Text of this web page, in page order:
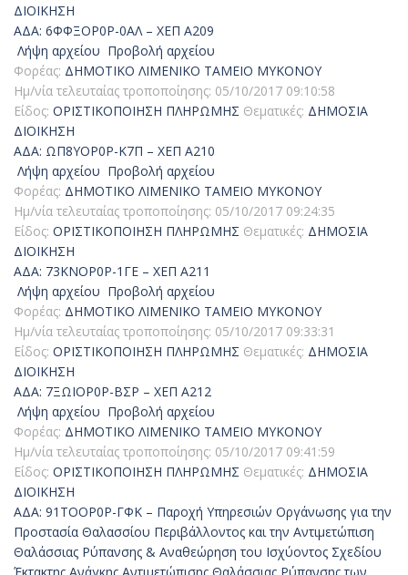
ΔΙΟΙΚΗΣΗ
ΑΔΑ: 6ΦΦΞΟΡ0Ρ-0ΑΛ – ΧΕΠ Α209
Λήψη αρχείου Προβολή αρχείου
Φορέας: ΔΗΜΟΤΙΚΟ ΛΙΜΕΝΙΚΟ ΤΑΜΕΙΟ ΜΥΚΟΝΟΥ
Ημ/νία τελευταίας τροποποίησης: 05/10/2017 09:10:58
Είδος: ΟΡΙΣΤΙΚΟΠΟΙΗΣΗ ΠΛΗΡΩΜΗΣ Θεματικές: ΔΗΜΟΣΙΑ
ΔΙΟΙΚΗΣΗ
ΑΔΑ: ΩΠ8ΥΟΡ0Ρ-Κ7Π – ΧΕΠ Α210
Λήψη αρχείου Προβολή αρχείου
Φορέας: ΔΗΜΟΤΙΚΟ ΛΙΜΕΝΙΚΟ ΤΑΜΕΙΟ ΜΥΚΟΝΟΥ
Ημ/νία τελευταίας τροποποίησης: 05/10/2017 09:24:35
Είδος: ΟΡΙΣΤΙΚΟΠΟΙΗΣΗ ΠΛΗΡΩΜΗΣ Θεματικές: ΔΗΜΟΣΙΑ
ΔΙΟΙΚΗΣΗ
ΑΔΑ: 73ΚΝΟΡ0Ρ-1ΓΕ – ΧΕΠ Α211
Λήψη αρχείου Προβολή αρχείου
Φορέας: ΔΗΜΟΤΙΚΟ ΛΙΜΕΝΙΚΟ ΤΑΜΕΙΟ ΜΥΚΟΝΟΥ
Ημ/νία τελευταίας τροποποίησης: 05/10/2017 09:33:31
Είδος: ΟΡΙΣΤΙΚΟΠΟΙΗΣΗ ΠΛΗΡΩΜΗΣ Θεματικές: ΔΗΜΟΣΙΑ
ΔΙΟΙΚΗΣΗ
ΑΔΑ: 7ΞΩΙΟΡ0Ρ-ΒΣΡ – ΧΕΠ Α212
Λήψη αρχείου Προβολή αρχείου
Φορέας: ΔΗΜΟΤΙΚΟ ΛΙΜΕΝΙΚΟ ΤΑΜΕΙΟ ΜΥΚΟΝΟΥ
Ημ/νία τελευταίας τροποποίησης: 05/10/2017 09:41:59
Είδος: ΟΡΙΣΤΙΚΟΠΟΙΗΣΗ ΠΛΗΡΩΜΗΣ Θεματικές: ΔΗΜΟΣΙΑ
ΔΙΟΙΚΗΣΗ
ΑΔΑ: 91ΤΟΟΡ0Ρ-ΓΦΚ – Παροχή Υπηρεσιών Οργάνωσης για την
Προστασία Θαλασσίου Περιβάλλοντος και την Αντιμετώπιση
Θαλάσσιας Ρύπανσης & Αναθεώρηση του Ισχύοντος Σχεδίου